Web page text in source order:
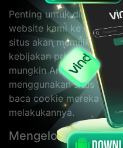
Penting untuk diingat
website kami ke situs
situs akan memiliki
kebijakan privasi yang
mungkin Anda kirimkan.
menggunakan situs web
baca cookie mereka dan
melakukannya.
Mengelola Cookie